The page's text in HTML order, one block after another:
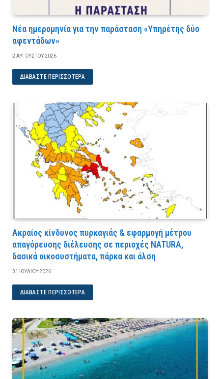
Νέα ημερομηνία για την παράσταση «Υπηρέτης δύο
αφεντάδων»
2 ΑΥΓΟΎΣΤΟΥ 2026
ΔΙΑΒΆΣΤΕ ΠΕΡΙΣΣΌΤΕΡΑ
Ακραίος κίνδυνος πυρκαγιάς & εφαρμογή μέτρου
απαγόρευσης διέλευσης σε περιοχές NATURA,
δασικά οικοσυστήματα, πάρκα και άλση
31 ΙΟΥΛΊΟΥ 2026
ΔΙΑΒΆΣΤΕ ΠΕΡΙΣΣΌΤΕΡΑ